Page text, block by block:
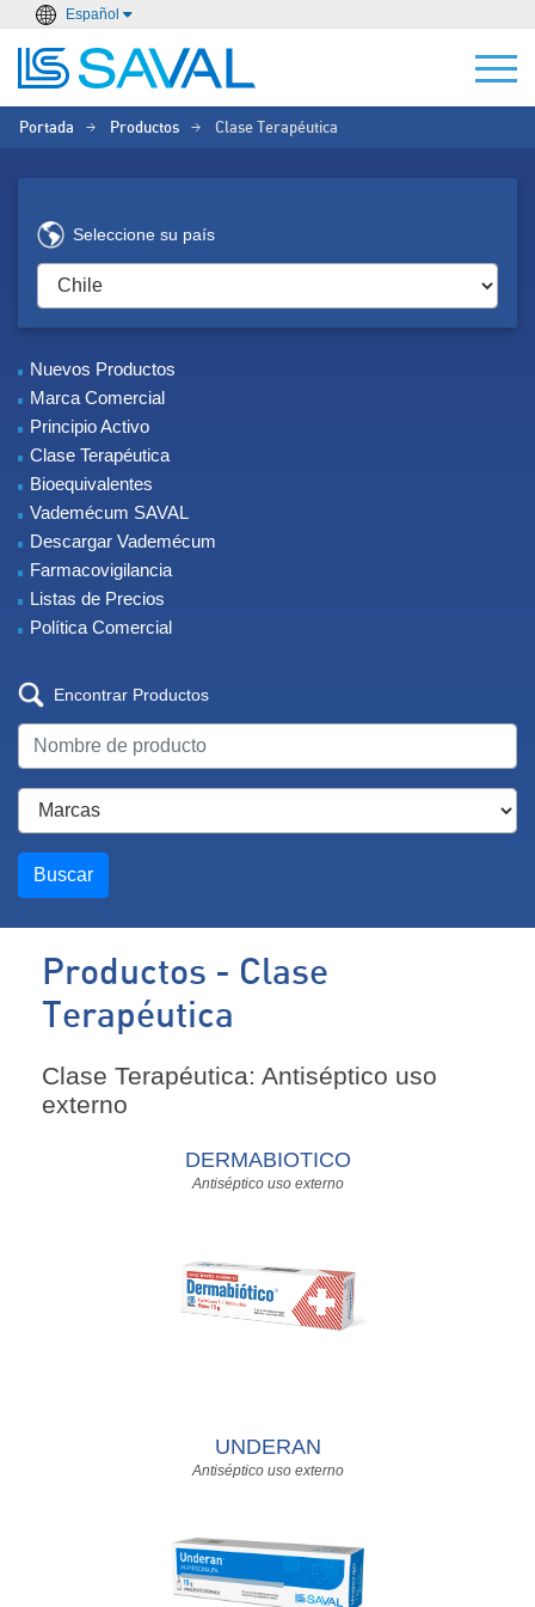
Español
Portada > Productos > Clase Terapéutica
Seleccione su país
Nuevos Productos
Marca Comercial
Principio Activo
Clase Terapéutica
Bioequivalentes
Vademécum SAVAL
Descargar Vademécum
Farmacovigilancia
Listas de Precios
Política Comercial
Encontrar Productos
Buscar
Productos - Clase
Terapéutica
Clase Terapéutica: Antiséptico uso
externo
DERMABIOTICO
Antiséptico uso externo
UNDERAN
Antiséptico uso externo